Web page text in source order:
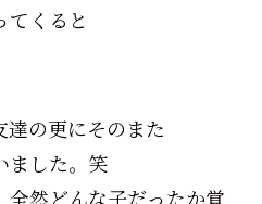
てくると
の更にそのまた
ました。笑
然どんな子だったか覚